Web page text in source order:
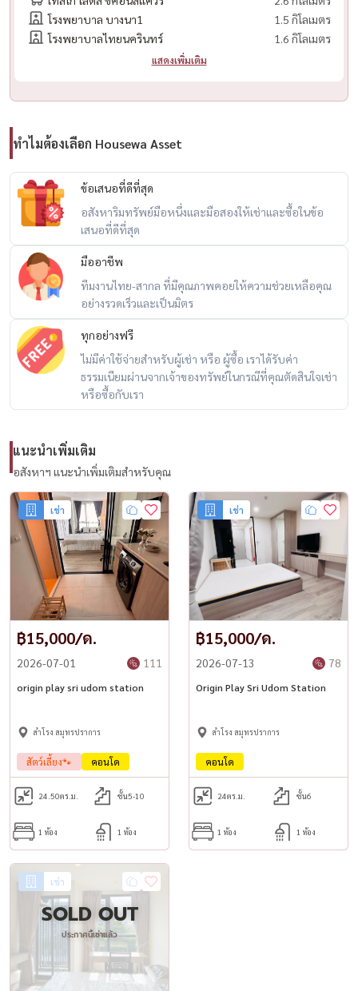
– ใกล้ BTS ศรีอุดม (ไม่กี่นาที)
– ใกล้ทางด่วน สุขุมวิท–ศรีนครินทร์
– ใกล้ Mega Bangna / Central Bangna / Seacon Square
เหมาะสำหรับ
– คนทำงานโซนบางนา–ศรีนครินทร์
– คนเลี้ยงสัตว์ (หายากในงบนี้)
– คนที่ต้องการคอนโดใหม่ พร้อมอยู่ทันที
-------------------------------------
สนใจนัดชม / For private viewing / 预约看房
Call / WhatsApp:+66 (0)90-993-5832
LINE: @housewa
Email:Namthip@housewathailand.com
Website: www.housewathailand.com
Facebook: Housewa Asset
#OriginPlaySriUdom #OwnerPost #คอนโดเลี้ยงสัตว์ได้ #คอนโดบางนา
#คอนโดศรีนครินทร์ #PetFriendlyBangkok #คอนโดปล่อยเช่า
โรงพยาบาล บางนา1
1.5 กิโลเมตร
โรงพยาบาลไทยนครินทร์
1.6 กิโลเมตร
แสดงเพิ่มเติม
ทำไมต้องเลือก Housewa Asset
ข้อเสนอที่ดีที่สุด
อสังหาริมทรัพย์มือหนึ่งและมือสองให้เช่าและซื้อในข้อ
เสนอที่ดีที่สุด
มืออาชีพ
ทีมงานไทย-สากล ที่มีคุณภาพคอยให้ความช่วยเหลือคุณ
อย่างรวดเร็วและเป็นมิตร
ทุกอย่างฟรี
ไม่มีค่าใช้จ่ายสำหรับผู้เช่า หรือ ผู้ซื้อ เราได้รับค่า
ธรรมเนียมผ่านจากเจ้าของทรัพย์ในกรณีที่คุณตัดสินใจเช่า
หรือซื้อกับเรา
แนะนำเพิ่มเติม
อสังหาฯ แนะนำเพิ่มเติมสำหรับคุณ
เช่า
฿15,000/ด.
2026-07-01 111
origin play sri udom station
สำโรง สมุทรปราการ
สัตว์เลี้ยง🐾 คอนโด
24.50ตร.ม. ชั้น5-10
1 ห้อง 1 ห้อง
เช่า
฿15,000/ด.
2026-07-13 78
Origin Play Sri Udom Station
สำโรง สมุทรปราการ
คอนโด
24ตร.ม. ชั้น6
1 ห้อง 1 ห้อง
เช่า
SOLD OUT
ประกาศนี้เช่าแล้ว